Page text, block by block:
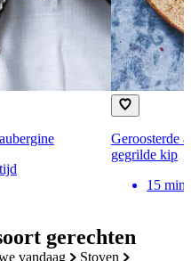
gerechten
we vandaag stoven
Geroosterde
gegrilde kip
15 min